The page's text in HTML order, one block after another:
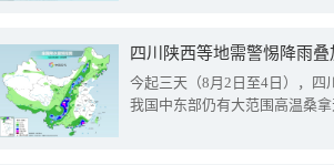
今起三天（8月2日至4日），四
我国中东部仍有大范围高温桑